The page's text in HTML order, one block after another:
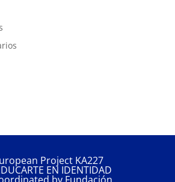
Project KA227
EN IDENTIDAD
by Fundación